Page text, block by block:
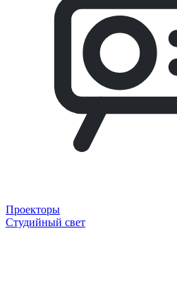
Проекторы
Студийный свет